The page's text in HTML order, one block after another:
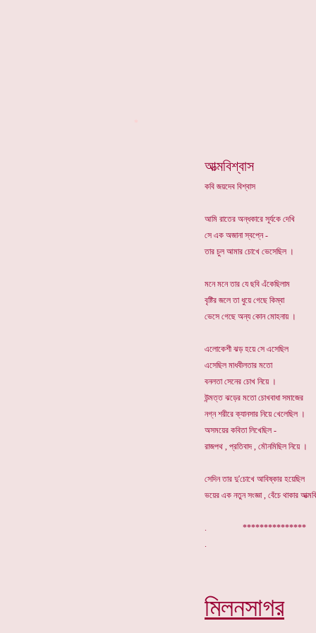
আত্মবিশ্বাস
কবি জয়দেব বিশ্বাস
আমি রাতের অন্ধকারে সূর্যকে দেখি
সে এক অজানা স্বপ্নে -
তার চুল আমার চোখে ভেসেছিল ।
মনে মনে তার যে ছবি এঁকেছিলাম
বৃষ্টির জলে তা ধুয়ে গেছে কিম্বা
ভেসে গেছে অন্য কোন মোহনায় ।
এলোকেশী ঝড় হয়ে সে এসেছিল
এসেছিল মাধবীলতার মতো
বনলতা সেনের চোখ নিয়ে ।
উন্মত্ত ঝড়ের মতো চোখবাধা সমাজের
নগ্ন শরীরে ক্যানসার নিয়ে খেলেছিল ।
অসময়ের কবিতা লিখেছিল -
রাজপথ , প্রতিবাদ , মৌনমিছিল নিয়ে ।
সেদিন তার দু'চোখে আবিষ্কার হয়েছিল
ভয়ের এক নতুন সংজ্ঞা , বেঁচে থাকার
. ***************
মিলনসাগর